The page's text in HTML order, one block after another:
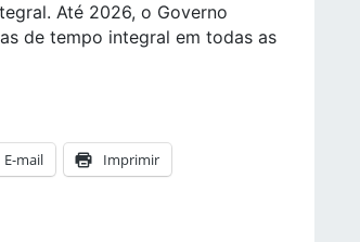
Até 2026, o Governo
de tempo integral em todas as
E-mail Imprimir